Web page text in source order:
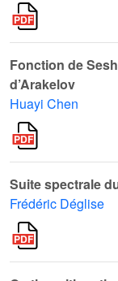
Fonction de
d’Arakelov
Huayi Chen
Suite spectrale
Frédéric Déglise